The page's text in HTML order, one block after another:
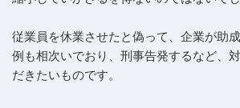
従業員を休業させたと偽って、企業が助
例も相次いでおり、刑事告発するなど、
だきたいものです。